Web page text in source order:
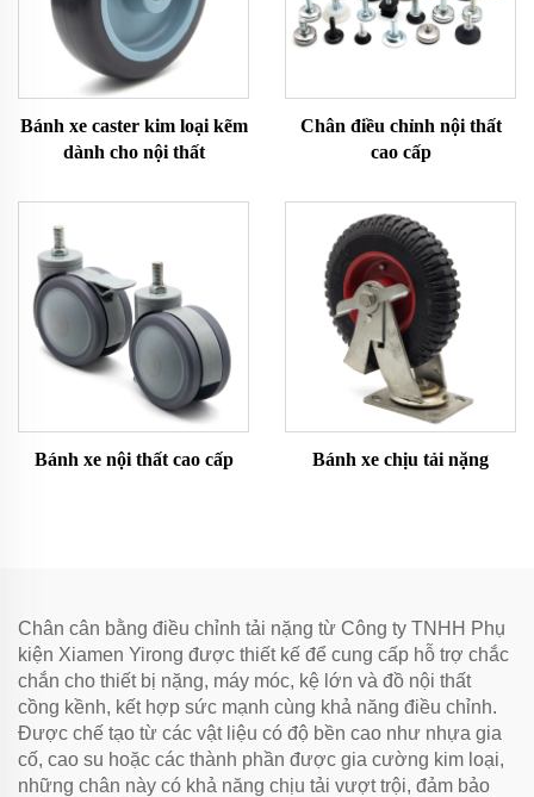
Bánh xe caster kim loại kẽm
dành cho nội thất
Chân điều chỉnh nội thất
cao cấp
Bánh xe nội thất cao cấp Bánh xe chịu tải nặng
Chân cân bằng điều chỉnh tải nặng từ Công ty TNHH Phụ
kiện Xiamen Yirong được thiết kế để cung cấp hỗ trợ chắc
chắn cho thiết bị nặng, máy móc, kệ lớn và đồ nội thất
cồng kềnh, kết hợp sức mạnh cùng khả năng điều chỉnh.
Được chế tạo từ các vật liệu có độ bền cao như nhựa gia
cố, cao su hoặc các thành phần được gia cường kim loại,
những chân này có khả năng chịu tải vượt trội, đảm bảo